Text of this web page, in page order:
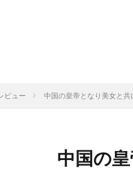
ビュー 中国の皇帝となり美女と
中国の